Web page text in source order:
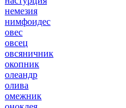
немезия
нимфоидес
овес
овсец
овсяничник
окопник
олеандр
олива
омежник